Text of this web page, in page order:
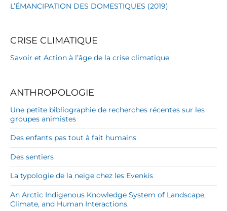
L’ÉMANCIPATION DES DOMESTIQUES (2019)
CRISE CLIMATIQUE
Savoir et Action à l’âge de la crise climatique
ANTHROPOLOGIE
Une petite bibliographie de recherches récentes sur les
groupes animistes
Des enfants pas tout à fait humains
Des sentiers
La typologie de la neige chez les Evenkis
An Arctic Indigenous Knowledge System of Landscape,
Climate, and Human Interactions.